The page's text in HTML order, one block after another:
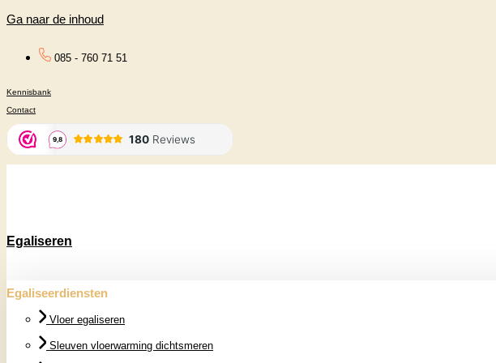
Ga naar de inhoud
085 - 760 71 51
Kennisbank
Contact
Egaliseren
Egaliseerdiensten
Vloer egaliseren
Sleuven vloerwarming dichtsmeren